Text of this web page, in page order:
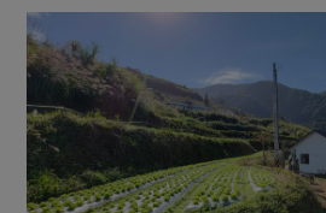
家庭清潔
日用品 圖書禮
防災用品
最新產品
主題食譜
異國料理
年菜食譜
養身食補
節慶大餐
更多議題活動
把最好的台灣味帶回家！
綠主張月刊
典藏閱覽室
選舉專區
最新消息
媒體報導
下載專區